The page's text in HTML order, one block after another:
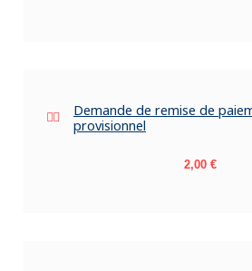
Demande de remise de
provisionnel
Prix
2,00 €